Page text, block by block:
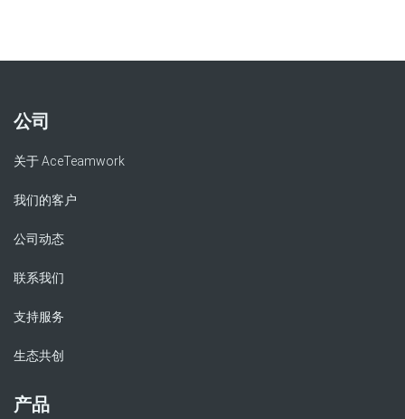
公司
关于 AceTeamwork
我们的客户
公司动态
联系我们
支持服务
生态共创
产品